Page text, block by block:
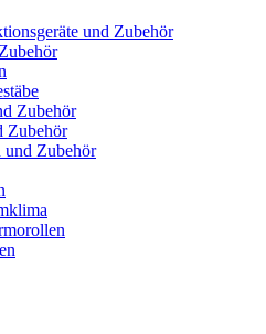
und Zubehör
Zubehör
Zubehör
und Zubehör